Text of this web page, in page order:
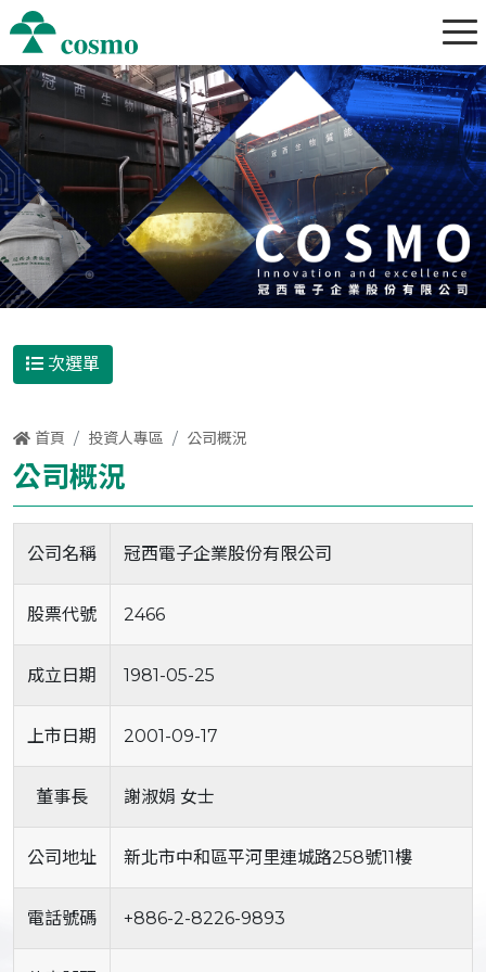
次選單
首頁 投資人專區 公司概況
公司概況
公司名稱 冠西電子企業股份有限公司
股票代號 2466
成立日期 1981-05-25
上市日期 2001-09-17
董事長 謝淑娟 女士
公司地址 新北市中和區平河里連城路258號11樓
電話號碼 +886-2-8226-9893